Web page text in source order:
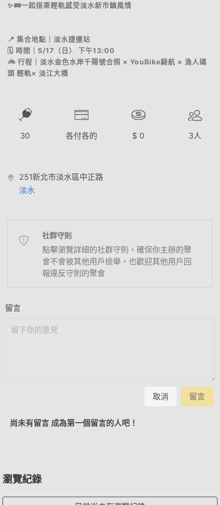
✨🚃一起搭乘輕軌感受淡水新市鎮風情
📍 集合地點｜淡水捷運站
🗓 時間｜5/17（日） 下午13:00
🚲 行程｜淡水金色水岸千陽號合照 × YouBike騎航 × 漁人碼
頭 輕軌× 淡江大橋
30 各付各的 $ 0 3人
251新北市淡水區中正路
淡水
社群守則
點擊瀏覽詳細的社群守則，確保你主辦的聚
會不會被其他用戶檢舉，也歡迎其他用戶回
報違反守則的聚會
留言
取消 留言
尚未有留言 成為第一個留言的人吧！
瀏覽紀錄